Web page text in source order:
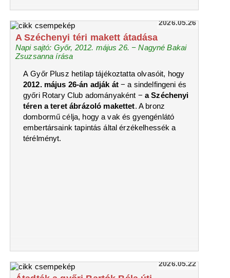
2026.05.26
A Széchenyi téri makett átadása
Napi sajtó: Győr, 2012. május 26. − Nagyné Bakai
Zsuzsanna írása
A Győr Plusz hetilap tájékoztatta olvasóit, hogy
2012. május 26-án adják át− a sindelfingeni és
győri Rotary Club adományaként − a Széchenyi
téren a teret ábrázoló makettet. A bronz
dombormű célja, hogy a vak és gyengénlátó
embertársaink tapintás által érzékelhessék a
térélményt.
2026.05.22